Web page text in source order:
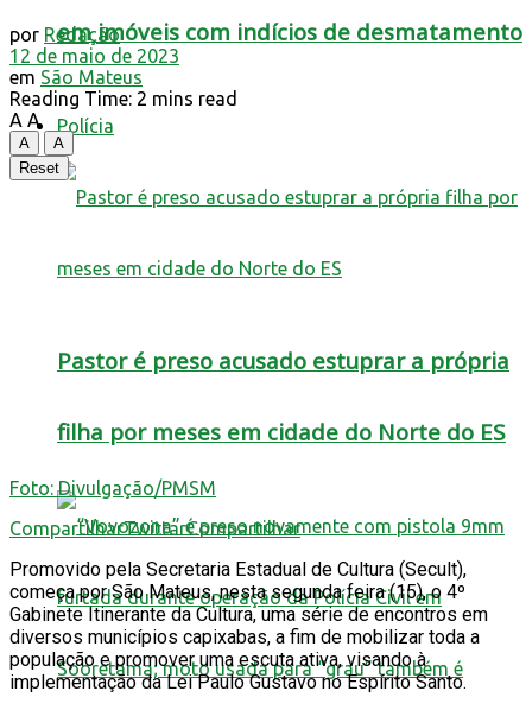
em imóveis com indícios de desmatamento
Polícia
Pastor é preso acusado estuprar a própria
filha por meses em cidade do Norte do ES
por Redação
12 de maio de 2023
em São Mateus
Reading Time: 2 mins read
A A
A
A
Reset
Foto: Divulgação/PMSM
CompartilharTwittarCompartilhar
Promovido pela Secretaria Estadual de Cultura (Secult),
começa por São Mateus, nesta segunda feira (15), o 4º
Gabinete Itinerante da Cultura, uma série de encontros em
diversos municípios capixabas, a fim de mobilizar toda a
população e promover uma escuta ativa, visando à
implementação da Lei Paulo Gustavo no Espírito Santo.